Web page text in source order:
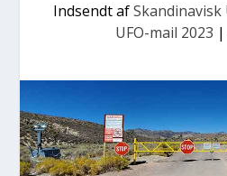
Indsendt af
UFO-mail 2023 |